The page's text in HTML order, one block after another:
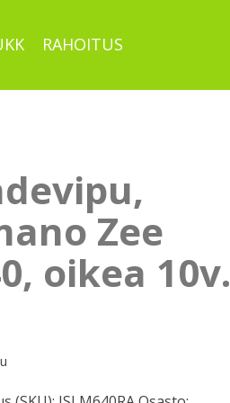
RAHOITUS
Zee
oikea 10v.